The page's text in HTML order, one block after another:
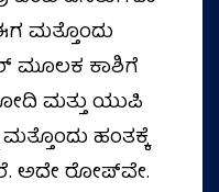
ಮತ್ತೊಂದು
ಮೂಲಕ ಕಾಶಿಗೆ
ಮತ್ತು ಯುಪಿ
ಹಂತಕ್ಕೆ
ಅದೇ ರೋಪ್‌ವೇ.